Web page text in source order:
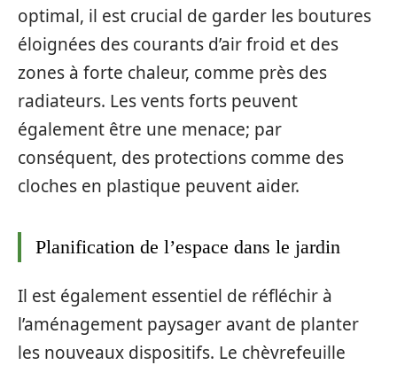
optimal, il est crucial de garder les boutures
éloignées des courants d’air froid et des
zones à forte chaleur, comme près des
radiateurs. Les vents forts peuvent
également être une menace; par
conséquent, des protections comme des
cloches en plastique peuvent aider.
Planification de l’espace dans le jardin
Il est également essentiel de réfléchir à
l’aménagement paysager avant de planter
les nouveaux dispositifs. Le chèvrefeuille